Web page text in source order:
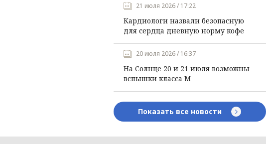
21 июля 2026 / 17:22
Кардиологи назвали безопасную
для сердца дневную норму кофе
20 июля 2026 / 16:37
На Солнце 20 и 21 июля возможны
вспышки класса М
Показать все новости